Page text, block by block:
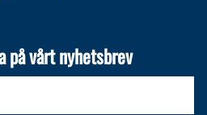
på vårt nyhetsbrev